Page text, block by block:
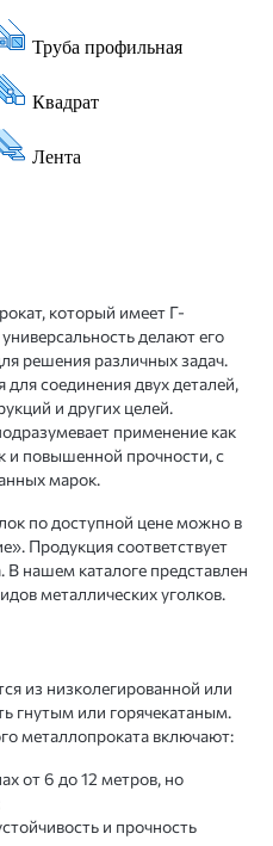
который имеет Г-
делают его
решения различных задач.
соединения двух деталей,
и других целей.
применение как
и повышенной прочности, с
марок.
по доступной цене можно в
Продукция соответствует
В нашем каталоге представлен
металлических уголков.
из низколегированной или
гнутым или горячекатаным.
металлопроката включают:
от 6 до 12 метров, но
и прочность